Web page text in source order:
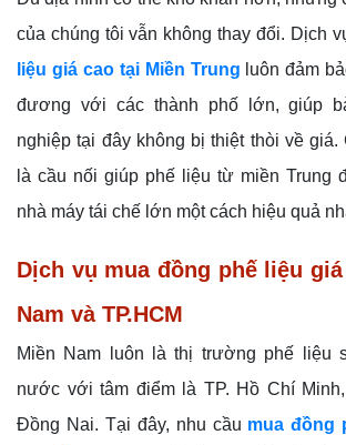
của chúng tôi vẫn không thay đổi. Dịch
liệu giá cao tại Miền Trung luôn đảm
đương với các thành phố lớn, giúp
nghiệp tại đây không bị thiệt thòi về
là cầu nối giúp phế liệu từ miền Trung
nhà máy tái chế lớn một cách hiệu quả
Dịch vụ mua đồng phế liệu
Nam và TP.HCM
Miền Nam luôn là thị trường phế liệu
nước với tâm điểm là TP. Hồ Chí
Đồng Nai. Tại đây, nhu cầu mua đồng